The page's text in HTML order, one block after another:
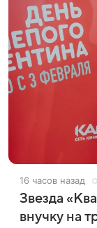
16 часов назад
Звезда
внучку на